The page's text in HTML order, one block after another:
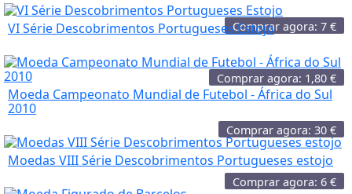
Comprar agora: 7 €
Comprar agora: 1,80 €
VI Série Descobrimentos Portugueses Estojo
Comprar agora: 30 €
Moeda Campeonato Mundial de Futebol - África do Sul
2010
Comprar agora: 6 €
Moedas VIII Série Descobrimentos Portugueses estojo